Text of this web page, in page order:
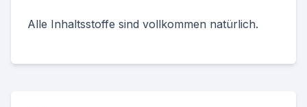
Alle Inhaltsstoffe sind vollkommen natürlich.